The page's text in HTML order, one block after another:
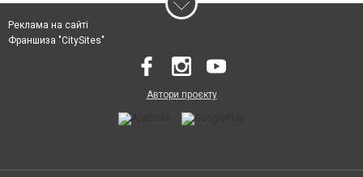
Реклама на сайті
Франшиза "CitySites"
Автори проєкту